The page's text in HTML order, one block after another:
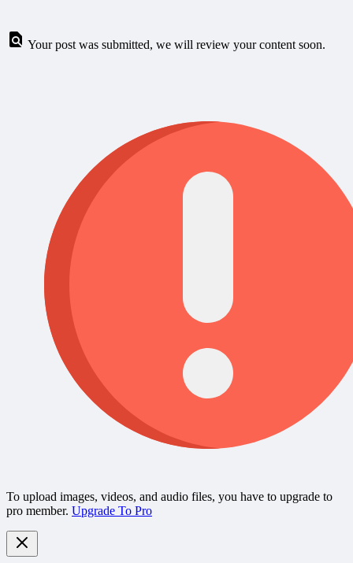
Your post was submitted, we will review your content soon.
To upload images, videos, and audio files, you have to upgrade to
pro member. Upgrade To Pro